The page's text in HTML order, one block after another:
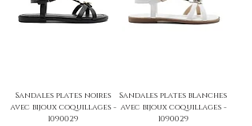
Sandales plates noires
avec bijoux coquillages -
1090029
Sandales plates blanches
avec bijoux coquillages -
1090029